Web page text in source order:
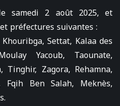
samedi 2 août 2025, et
préfectures suivantes :
Settat, Kalaa des
Yacoub, Taounate,
Tinghir, Zagora, Rehamna,
Ben Salah, Meknès,